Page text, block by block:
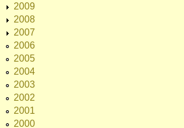
2009
2008
2007
2006
2005
2004
2003
2002
2001
2000